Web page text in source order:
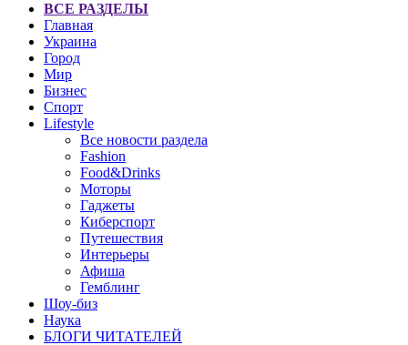
ВСЕ РАЗДЕЛЫ
Главная
Украина
Город
Мир
Бизнес
Спорт
Lifestyle
Все новости раздела
Fashion
Food&Drinks
Моторы
Гаджеты
Киберспорт
Путешествия
Интерьеры
Афиша
Гемблинг
Шоу-биз
Наука
БЛОГИ ЧИТАТЕЛЕЙ